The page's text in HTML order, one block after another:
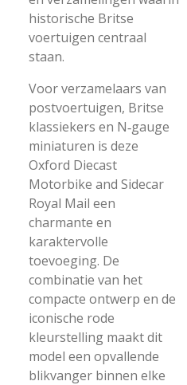
historische Britse
voertuigen centraal
staan.
Voor verzamelaars van
postvoertuigen, Britse
klassiekers en N‑gauge
miniaturen is deze
Oxford Diecast
Motorbike and Sidecar
Royal Mail een
charmante en
karaktervolle
toevoeging. De
combinatie van het
compacte ontwerp en de
iconische rode
kleurstelling maakt dit
model een opvallende
blikvanger binnen elke